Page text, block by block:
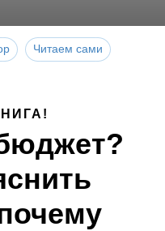
Читаем сами